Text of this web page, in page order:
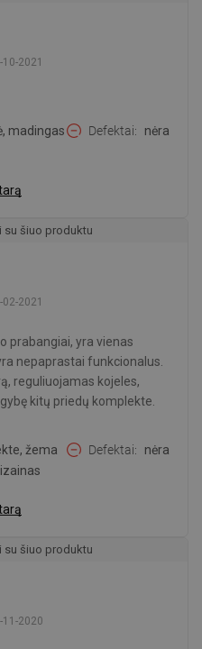
10-2021
madingas
Defektai nėra
su šiuo produktu
02-2021
prabangiai, yra vienas
nepaprastai funkcionalus.
reguliuojamas kojeles,
kitų priedų komplekte.
žema
Defektai nėra
su šiuo produktu
11-2020